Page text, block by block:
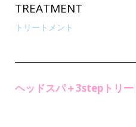
TREATMENT
トリートメント
ヘッドスパ＋3stepトリー